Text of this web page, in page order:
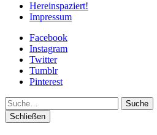
Hereinspaziert!
Impressum
Facebook
Instagram
Twitter
Tumblr
Pinterest
Suche
Schließen